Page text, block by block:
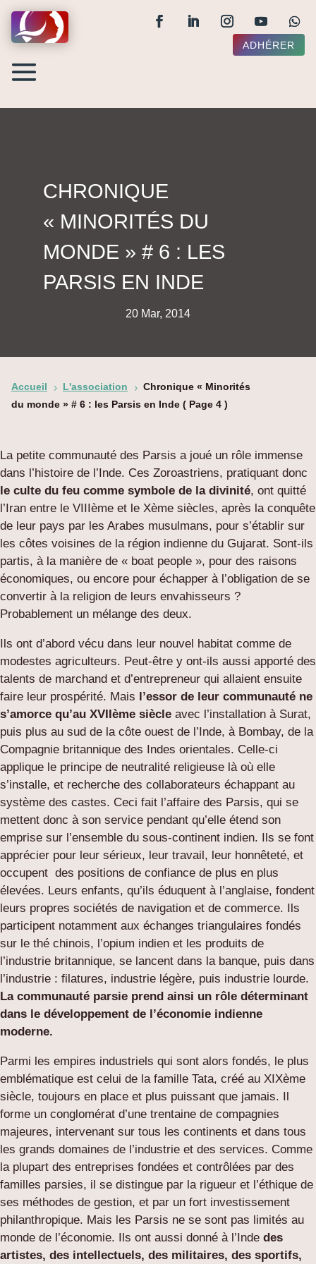
ADHÉRER
CHRONIQUE
« MINORITÉS DU
MONDE » # 6 : LES
PARSIS EN INDE
20 Mar, 2014
Accueil 5 L'association 5 Chronique « Minorités
du monde » # 6 : les Parsis en Inde ( Page 4 )
La petite communauté des Parsis a joué un rôle immense
dans l’histoire de l’Inde. Ces Zoroastriens, pratiquant donc
le culte du feu comme symbole de la divinité, ont quitté
l’Iran entre le VIIIème et le Xème siècles, après la conquête
de leur pays par les Arabes musulmans, pour s’établir sur
les côtes voisines de la région indienne du Gujarat. Sont-ils
partis, à la manière de « boat people », pour des raisons
économiques, ou encore pour échapper à l’obligation de se
convertir à la religion de leurs envahisseurs ?
Probablement un mélange des deux.
Ils ont d’abord vécu dans leur nouvel habitat comme de
modestes agriculteurs. Peut-être y ont-ils aussi apporté des
talents de marchand et d’entrepreneur qui allaient ensuite
faire leur prospérité. Mais
l’essor de leur communauté ne
s’amorce qu’au XVIIème siècle avec l’installation à Surat,
puis plus au sud de la côte ouest de l’Inde, à Bombay, de la
Compagnie britannique des Indes orientales. Celle-ci
applique le principe de neutralité religieuse là où elle
s’installe, et recherche des collaborateurs échappant au
système des castes. Ceci fait l’affaire des Parsis, qui se
mettent donc à son service pendant qu’elle étend son
emprise sur l’ensemble du sous-continent indien. Ils se font
apprécier pour leur sérieux, leur travail, leur honnêteté, et
occupent des positions de confiance de plus en plus
élevées. Leurs enfants, qu’ils éduquent à l’anglaise, fondent
leurs propres sociétés de navigation et de commerce. Ils
participent notamment aux échanges triangulaires fondés
sur le thé chinois, l’opium indien et les produits de
l’industrie britannique, se lancent dans la banque, puis dans
l’industrie : filatures, industrie légère, puis industrie lourde.
La communauté parsie prend ainsi un rôle déterminant
dans le développement de l’économie indienne
moderne.
Parmi les empires industriels qui sont alors fondés, le plus
emblématique est celui de la famille Tata, créé au XIXème
siècle, toujours en place et plus puissant que jamais. Il
forme un conglomérat d’une trentaine de compagnies
majeures, intervenant sur tous les continents et dans tous
les grands domaines de l’industrie et des services. Comme
la plupart des entreprises fondées et contrôlées par des
familles parsies, il se distingue par la rigueur et l’éthique de
ses méthodes de gestion, et par un fort investissement
philanthropique. Mais les Parsis ne se sont pas limités au
monde de l’économie. Ils ont aussi donné à l’Inde des
artistes, des intellectuels, des militaires, des sportifs,